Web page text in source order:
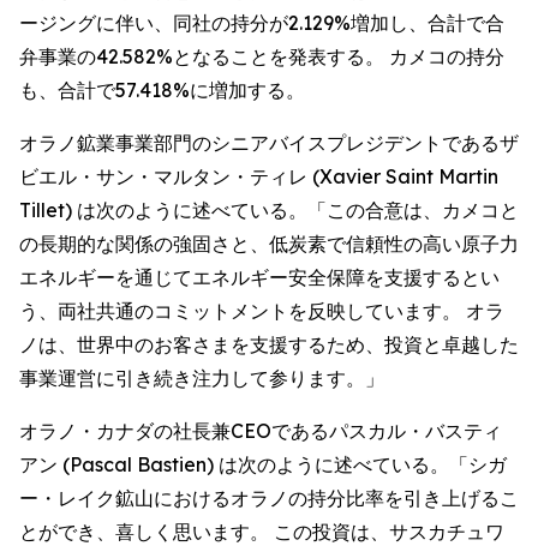
ージングに伴い、同社の持分が2.129%増加し、合計で合
弁事業の42.582%となることを発表する。 カメコの持分
も、合計で57.418%に増加する。
オラノ鉱業事業部門のシニアバイスプレジデントであるザ
ビエル・サン・マルタン・ティレ (Xavier Saint Martin
Tillet) は次のように述べている。「この合意は、カメコと
の長期的な関係の強固さと、低炭素で信頼性の高い原子力
エネルギーを通じてエネルギー安全保障を支援するとい
う、両社共通のコミットメントを反映しています。 オラ
ノは、世界中のお客さまを支援するため、投資と卓越した
事業運営に引き続き注力して参ります。」
オラノ・カナダの社長兼CEOであるパスカル・バスティ
アン (Pascal Bastien) は次のように述べている。「シガ
ー・レイク鉱山におけるオラノの持分比率を引き上げるこ
とができ、喜しく思います。 この投資は、サスカチュワ